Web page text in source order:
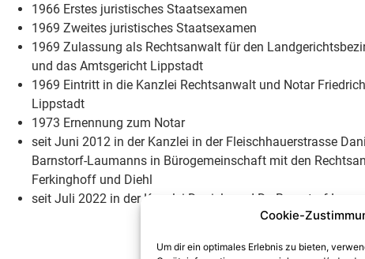
Cookie-
Um dir ein optimales Erlebnis zu bieten,
1966 Erstes juristisches Staatsexamen
1969 Zweites juristisches Staatsexamen
1969 Zulassung als Rechtsanwalt für den
und das Amtsgericht Lippstadt
1969 Eintritt in die Kanzlei Rechtsanwalt und Notar
Lippstadt
1973 Ernennung zum Notar
seit Juni 2012 in der Kanzlei in der Fleischhauerstrasse
Barnstorf-Laumanns in Bürogemeinschaft mit den
Ferkinghoff und Diehl
seit Juli 2022 in der Kanzlei Daniels und Dr. Barnstorf-